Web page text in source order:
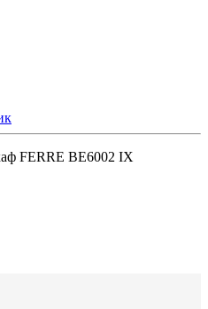
FERRE BE6002 IX